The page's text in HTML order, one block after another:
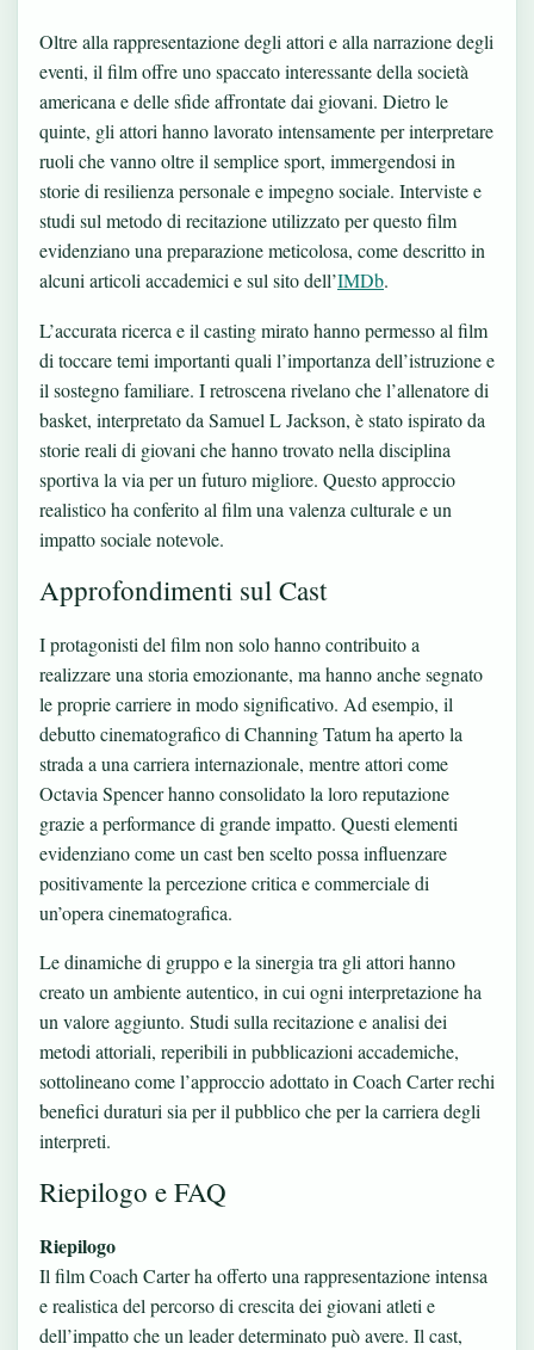
Oltre alla rappresentazione degli attori e alla narrazione degli
eventi, il film offre uno spaccato interessante della società
americana e delle sfide affrontate dai giovani. Dietro le
quinte, gli attori hanno lavorato intensamente per interpretare
ruoli che vanno oltre il semplice sport, immergendosi in
storie di resilienza personale e impegno sociale. Interviste e
studi sul metodo di recitazione utilizzato per questo film
evidenziano una preparazione meticolosa, come descritto in
alcuni articoli accademici e sul sito dell’IMDb.
L’accurata ricerca e il casting mirato hanno permesso al film
di toccare temi importanti quali l’importanza dell’istruzione e
il sostegno familiare. I retroscena rivelano che l’allenatore di
basket, interpretato da Samuel L Jackson, è stato ispirato da
storie reali di giovani che hanno trovato nella disciplina
sportiva la via per un futuro migliore. Questo approccio
realistico ha conferito al film una valenza culturale e un
impatto sociale notevole.
Approfondimenti sul Cast
I protagonisti del film non solo hanno contribuito a
realizzare una storia emozionante, ma hanno anche segnato
le proprie carriere in modo significativo. Ad esempio, il
debutto cinematografico di Channing Tatum ha aperto la
strada a una carriera internazionale, mentre attori come
Octavia Spencer hanno consolidato la loro reputazione
grazie a performance di grande impatto. Questi elementi
evidenziano come un cast ben scelto possa influenzare
positivamente la percezione critica e commerciale di
un’opera cinematografica.
Le dinamiche di gruppo e la sinergia tra gli attori hanno
creato un ambiente autentico, in cui ogni interpretazione ha
un valore aggiunto. Studi sulla recitazione e analisi dei
metodi attoriali, reperibili in pubblicazioni accademiche,
sottolineano come l’approccio adottato in Coach Carter rechi
benefici duraturi sia per il pubblico che per la carriera degli
interpreti.
Riepilogo e FAQ
Riepilogo
Il film Coach Carter ha offerto una rappresentazione intensa
e realistica del percorso di crescita dei giovani atleti e
dell’impatto che un leader determinato può avere. Il cast,